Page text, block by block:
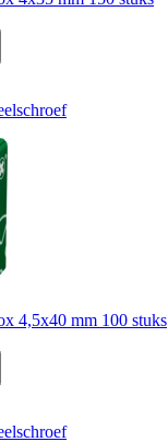
4,5x40 mm 100 stuks